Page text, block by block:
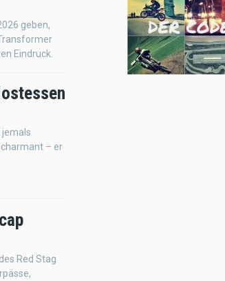
geben,
Eindruck.
jemals
charmant – er
Red Stag